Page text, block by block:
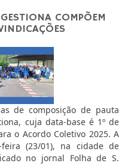
COMPÕEM
de composição de pauta
cuja data-base é 1º de
o Acordo Coletivo 2025. A
(23/01), na cidade de
no jornal Folha de S.